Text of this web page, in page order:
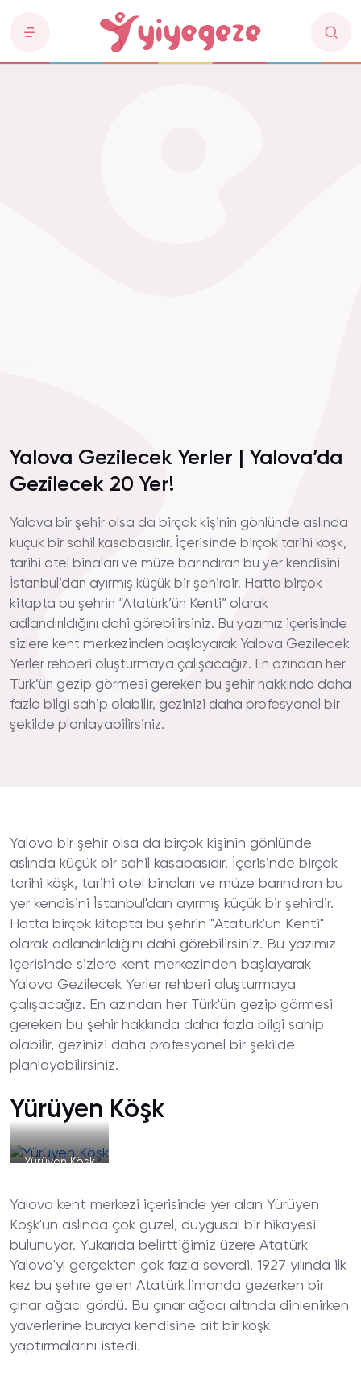
Yalova Gezilecek Yerler | Yalova’da
Gezilecek 20 Yer!
Yalova bir şehir olsa da birçok kişinin gönlünde aslında
küçük bir sahil kasabasıdır. İçerisinde birçok tarihi köşk,
tarihi otel binaları ve müze barındıran bu yer kendisini
İstanbul’dan ayırmış küçük bir şehirdir. Hatta birçok
kitapta bu şehrin “Atatürk’ün Kenti” olarak
adlandırıldığını dahi görebilirsiniz. Bu yazımız içerisinde
sizlere kent merkezinden başlayarak Yalova Gezilecek
Yerler rehberi oluşturmaya çalışacağız. En azından her
Türk’ün gezip görmesi gereken bu şehir hakkında daha
fazla bilgi sahip olabilir, gezinizi daha profesyonel bir
şekilde planlayabilirsiniz.
Yalova bir şehir olsa da birçok kişinin gönlünde
aslında küçük bir sahil kasabasıdır. İçerisinde birçok
tarihi köşk, tarihi otel binaları ve müze barındıran bu
yer kendisini İstanbul'dan ayırmış küçük bir şehirdir.
Hatta birçok kitapta bu şehrin "Atatürk'ün Kenti"
olarak adlandırıldığını dahi görebilirsiniz. Bu yazımız
içerisinde sizlere kent merkezinden başlayarak
Yalova Gezilecek Yerler rehberi oluşturmaya
çalışacağız. En azından her Türk'ün gezip görmesi
gereken bu şehir hakkında daha fazla bilgi sahip
olabilir, gezinizi daha profesyonel bir şekilde
planlayabilirsiniz.
Yürüyen Köşk
Yürüyen Köşk
Yalova kent merkezi içerisinde yer alan Yürüyen
Köşk'ün aslında çok güzel, duygusal bir hikayesi
bulunuyor. Yukarıda belirttiğimiz üzere Atatürk
Yalova'yı gerçekten çok fazla severdi. 1927 yılında ilk
kez bu şehre gelen Atatürk limanda gezerken bir
çınar ağacı gördü. Bu çınar ağacı altında dinlenirken
yaverlerine buraya kendisine ait bir köşk
yaptırmalarını istedi.